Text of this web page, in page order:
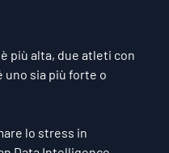
più alta, due atleti con
sia più forte o
lo stress in